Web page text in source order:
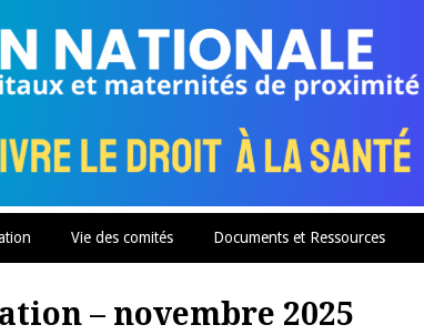
Vie des comités Documents et Ressources
– novembre 2025